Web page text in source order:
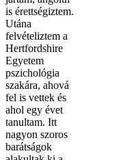
is érettségiztem.
Utána
felvételiztem a
Hertfordshire
Egyetem
pszichológia
szakára, ahová
fel is vettek és
ahol egy évet
tanultam. Itt
nagyon szoros
barátságok